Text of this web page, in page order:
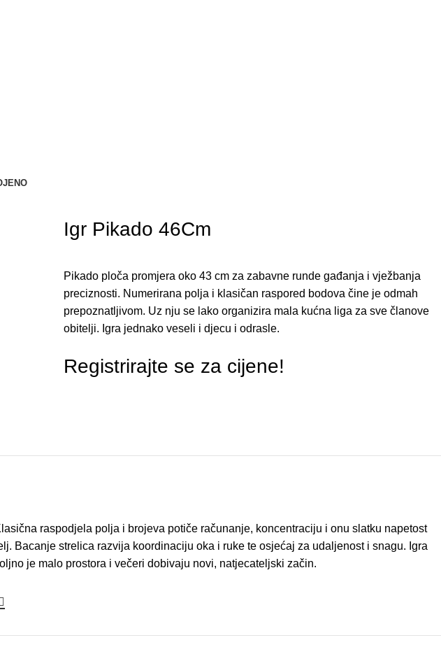
Igr Pikado 46Cm
Pikado ploča promjera oko 43 cm za zabavne runde gađanja i vježbanja
preciznosti. Numerirana polja i klasičan raspored bodova čine je odmah
prepoznatljivom. Uz nju se lako organizira mala kućna liga za sve članove
obitelji. Igra jednako veseli i djecu i odrasle.
Registrirajte se za cijene!
raspodjela polja i brojeva potiče računanje, koncentraciju i onu slatku napetost
Bacanje strelica razvija koordinaciju oka i ruke te osjećaj za udaljenost i snagu. Igra
je malo prostora i večeri dobivaju novi, natjecateljski začin.